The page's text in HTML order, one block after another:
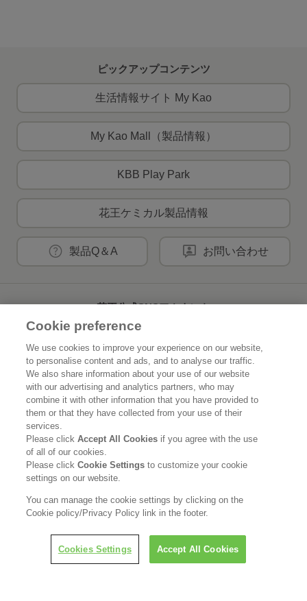
ピックアップコンテンツ
生活情報サイト My Kao
My Kao Mall（製品情報）
KBB Play Park
花王ケミカル製品情報
製品Q＆A お問い合わせ
花王公式SNSアカウント
Home 花王について
サステナビリティ イノベーション
ブランド 投資家情報
ニュースルーム
利用規約 花王のアクセシビリティ 個人情報保護方針
利用者情報の外部送信 ソーシャルメディアポリシー
Cookie preference
We use cookies to improve your experience on our website,
to personalise content and ads, and to analyse our traffic.
We also share information about your use of our website
with our advertising and analytics partners, who may
combine it with other information that you have provided to
them or that they have collected from your use of their
services.
Please clickAccept All Cookies if you agree with the use
of all of our cookies.
Please clickCookie Settingsto customize your cookie
settings on our website.
You can manage the cookie settings by clicking on the
Cookie policy/Privacy Policy link in the footer.
Cookies Settings Accept All Cookies